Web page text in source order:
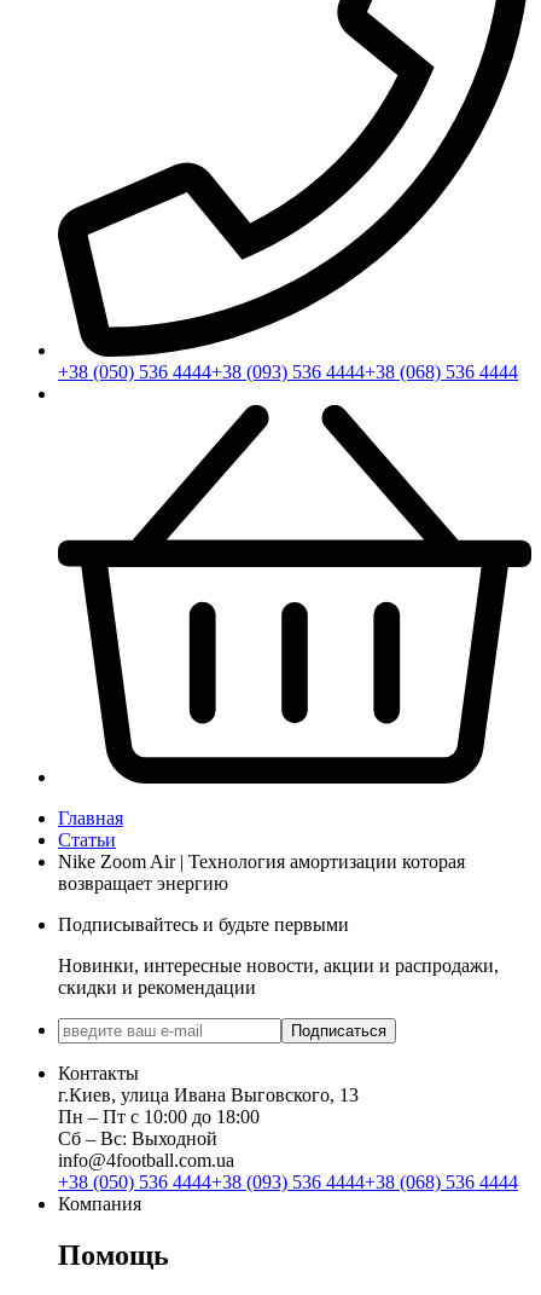
+38 (050) 536 4444+38 (093) 536 4444+38 (068) 536 4444
Главная
Статьи
Nike Zoom Air | Технология амортизации которая
возвращает энергию
Подписывайтесь и будьте первыми
Новинки, интересные новости, акции и распродажи,
скидки и рекомендации
Подписаться
Контакты
г.Киев, улица Ивана Выговского, 13
Пн ‒ Пт с 10:00 до 18:00
Сб ‒ Вс: Выходной
info@4football.com.ua
+38 (050) 536 4444+38 (093) 536 4444+38 (068) 536 4444
Компания
Помощь